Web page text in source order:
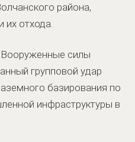
района,
отхода.
Вооруженные силы
групповой удар
базирования по
инфраструктуры в